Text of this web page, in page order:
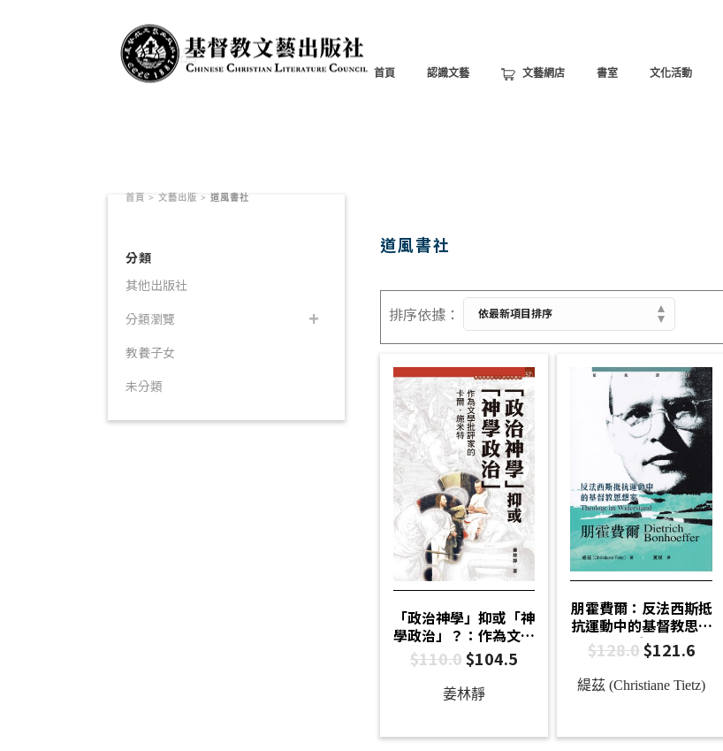
首頁 認識文藝 文藝網店 書室 文化活動
書籍產品
首頁 > 文藝出版 > 道風書社
道風書社
「政治神學」抑或「神
學政治」？：作為文學
批評家的卡爾．施米特
$110.0$104.5
姜林靜
朋霍費爾：反法西斯抵
抗運動中的基督教思想
家
$128.0$121.6
緹茲 (Christiane Tietz)
分類
其他出版社
分類瀏覽
教養子女
未分類